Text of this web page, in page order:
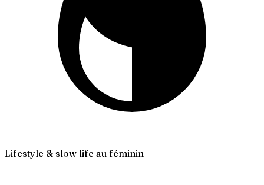
Lifestyle & slow life au féminin